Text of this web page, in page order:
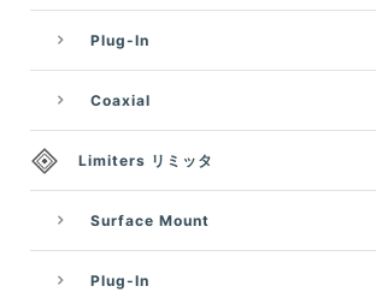
Plug-In
Coaxial
Limiters リミッタ
Surface Mount
Plug-In